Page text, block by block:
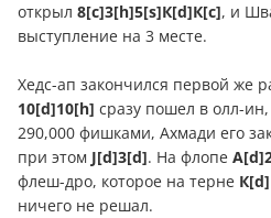
открыл 8[c]3[h]5[s]К[d]К[c], и
выступление на 3 месте.
Хедс-ап закончился первой же
10[d]10[h] сразу пошел в олл-
290,000 фишками, Ахмади его
при этом J[d]3[d]. На флопе
флеш-дро, которое на терне К[d]
ничего не решал.